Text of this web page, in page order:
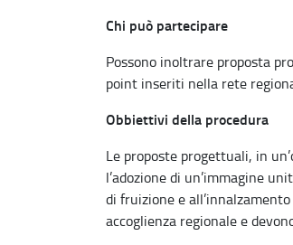
Chi può partecipare
Possono inoltrare proposta
point inseriti nella rete
Obbiettivi della procedura
Le proposte progettuali, in
l’adozione di un’immagine
di fruizione e
accoglienza regionale e